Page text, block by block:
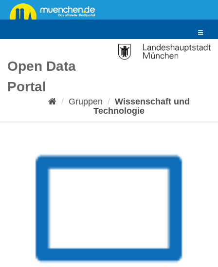
Überspringen
zum
Toggle
Open Data
Portal
Gruppen
Wissenschaft und
Technologie